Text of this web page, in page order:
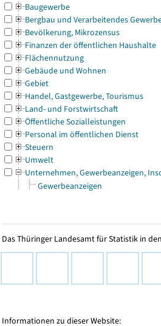
Baugewerbe
Bergbau und Verarbeitendes
Bevölkerung, Mikrozensus
Finanzen der öffentlichen Haushalte
Flächennutzung
Gebäude und Wohnen
Gebiet
Handel, Gastgewerbe, Tourismus
Land- und Forstwirtschaft
Öffentliche Sozialleistungen
Personal im öffentlichen Dienst
Steuern
Umwelt
Unternehmen, Gewerbeanzeigen,
Gewerbeanzeigen
Das Thüringer Landesamt für Statistik in
Informationen zu dieser Website: